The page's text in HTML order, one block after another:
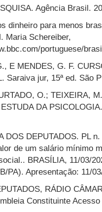
Agência Brasil.
dinheiro para menos
Maria Schereiber,
portuguese/
E MENDES, G. F.
Saraiva jur, 15ª ed. São
O.; TEIXEIRA,
DA
DOS DEPUTADOS. PL
de um salário mínimo
BRASÍLIA, 11/03/
PA). Apresentação: 11/
RÁDIO
Constituinte